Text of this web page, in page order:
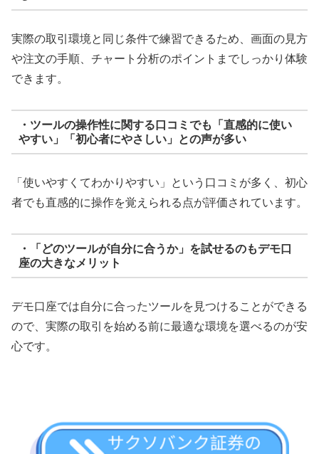
実際の取引環境と同じ条件で練習できるため、画面の見方
や注文の手順、チャート分析のポイントまでしっかり体験
できます。
・ツールの操作性に関する口コミでも「直感的に使い
やすい」「初心者にやさしい」との声が多い
「使いやすくてわかりやすい」という口コミが多く、初心
者でも直感的に操作を覚えられる点が評価されています。
・「どのツールが自分に合うか」を試せるのもデモ口
座の大きなメリット
デモ口座では自分に合ったツールを見つけることができる
ので、実際の取引を始める前に最適な環境を選べるのが安
心です。